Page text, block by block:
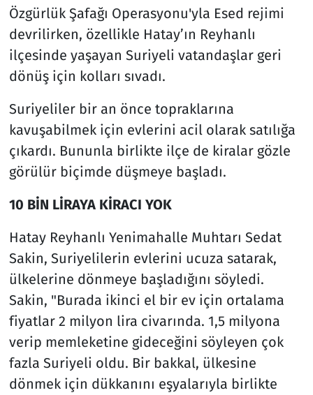
Özgürlük Şafağı Operasyonu'yla Esed rejimi
devrilirken, özellikle Hatay’ın Reyhanlı
ilçesinde yaşayan Suriyeli vatandaşlar geri
dönüş için kolları sıvadı.
Suriyeliler bir an önce topraklarına
kavuşabilmek için evlerini acil olarak satılığa
çıkardı. Bununla birlikte ilçe de kiralar gözle
görülür biçimde düşmeye başladı.
10 BİN LİRAYA KİRACI YOK
Hatay Reyhanlı Yenimahalle Muhtarı Sedat
Sakin, Suriyelilerin evlerini ucuza satarak,
ülkelerine dönmeye başladığını söyledi.
Sakin, "Burada ikinci el bir ev için ortalama
fiyatlar 2 milyon lira civarında. 1,5 milyona
verip memleketine gideceğini söyleyen çok
fazla Suriyeli oldu. Bir bakkal, ülkesine
dönmek için dükkanını eşyalarıyla birlikte
Spor
Teknoloji ve Bilim